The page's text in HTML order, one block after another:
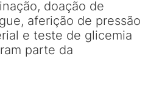
doação de
aferição de pressão
e teste de glicemia
parte da